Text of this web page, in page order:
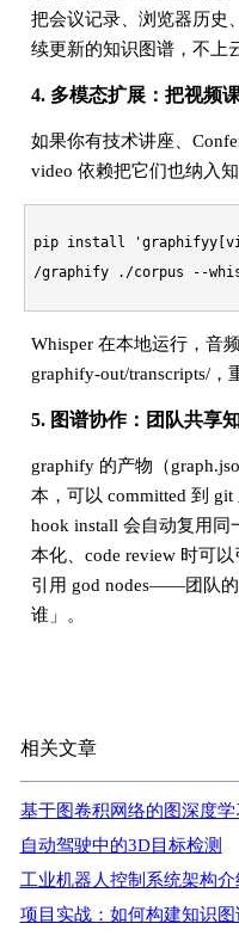
把会议记录、浏览器历史
续更新的知识图谱，不上
4. 多模态扩展：把视频
如果你有技术讲座、
video 依赖把它们也纳入知
pip install
/graphify ./corpus --
Whisper 在本地运行，音
graphify-out/transcripts/，
5. 图谱协作：团队共享
graphify 的产物（
本，可以 committed 到
hook install 会自动复用同
本化、code review 时可
引用 god nodes——团队
谁」。
相关文章
基于图卷积网络的图深度学
自动驾驶中的3D目标检测
工业机器人控制系统架构介
项目实战：如何构建知识图